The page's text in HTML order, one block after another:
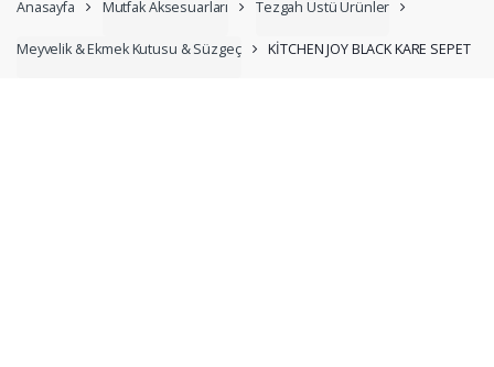
Anasayfa Mutfak Aksesuarları Tezgah Üstü Ürünler
Meyvelik & Ekmek Kutusu & Süzgeç KİTCHEN JOY BLACK KARE SEPET